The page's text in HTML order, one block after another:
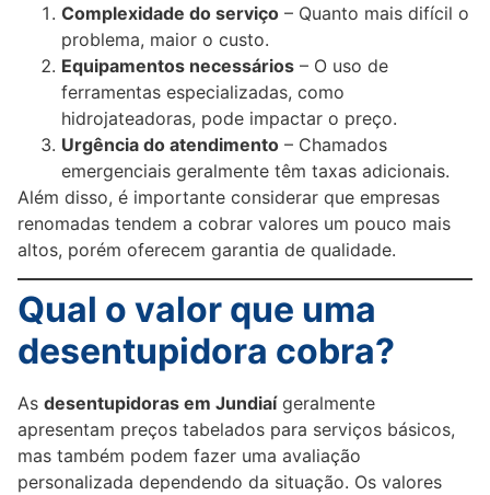
Complexidade do serviço – Quanto mais difícil o
problema, maior o custo.
Equipamentos necessários – O uso de
ferramentas especializadas, como
hidrojateadoras, pode impactar o preço.
Urgência do atendimento – Chamados
emergenciais geralmente têm taxas adicionais.
Além disso, é importante considerar que empresas
renomadas tendem a cobrar valores um pouco mais
altos, porém oferecem garantia de qualidade.
Qual o valor que uma
desentupidora cobra?
As desentupidoras em Jundiaígeralmente
apresentam preços tabelados para serviços básicos,
mas também podem fazer uma avaliação
personalizada dependendo da situação. Os valores